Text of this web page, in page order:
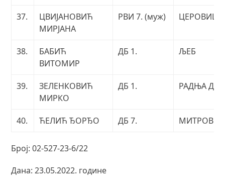
37.
ЦВИЈАНОВИЋ
МИРЈАНА
РВИ 7. (муж) ЦЕРОВИЦА
38.
БАБИЋ
ВИТОМИР
ДБ 1. ЉЕБ
39.
ЗЕЛЕНКОВИЋ
МИРКО
ДБ 1. РАДЊА Д.
40. ЋЕЛИЋ ЂОРЂО ДБ 7.
Број: 02-527-23-6/22
Дана: 23.05.2022. године